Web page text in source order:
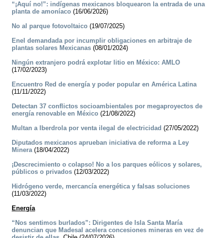
“¡Aquí no!”: indígenas mexicanos bloquearon la entrada de una
planta de amoníaco (16/06/2026)
No al parque fotovoltaico (19/07/2025)
Enel demandada por incumplir obligaciones en arbitraje de
plantas solares Mexicanas (08/01/2024)
Ningún extranjero podrá explotar litio en México: AMLO
(17/02/2023)
Encuentro Red de energía y poder popular en América Latina
(11/11/2022)
Detectan 37 conflictos socioambientales por megaproyectos de
energía renovable en México (21/08/2022)
Multan a Iberdrola por venta ilegal de electricidad (27/05/2022)
Diputados mexicanos aprueban iniciativa de reforma a Ley
Minera(18/04/2022)
¡Descrecimiento o colapso! No a los parques eólicos y solares,
públicos o privados (12/03/2022)
Hidrógeno verde, mercancía energética y falsas soluciones
(11/03/2022)
Energía
“Nos sentimos burlados”: Dirigentes de Isla Santa María
denuncian que Madesal acelera concesiones mineras en vez de